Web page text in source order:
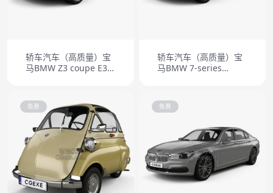
轿车汽车（高质量）宝
马BMW Z3 coupe E36-
轿车汽车（高质量）宝
马BMW 7-series
免费 免费